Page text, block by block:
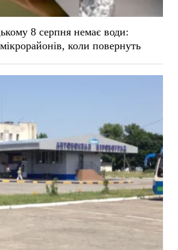
8 серпня немає води:
коли повернуть